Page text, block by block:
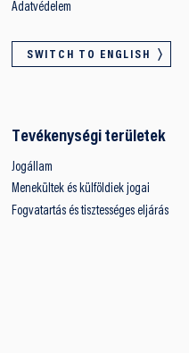
Adatvédelem
SWITCH TO ENGLISH
Tevékenységi területek
Jogállam
Menekültek és külföldiek jogai
Fogvatartás és tisztességes eljárás